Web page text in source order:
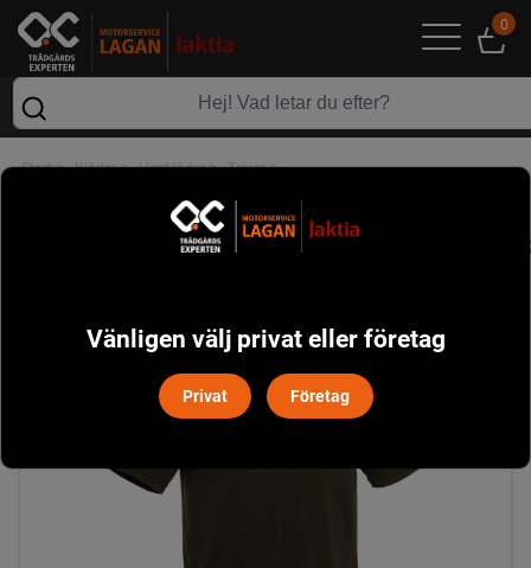
0
Start> Kläder> Herrkläder> Tröjor>
Vänligen välj privat eller företag
Privat Företag